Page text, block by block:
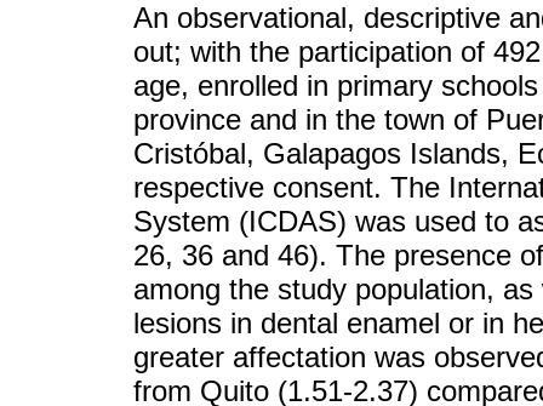
An observational, descriptive
out; with the participation of
age, enrolled in primary
province and in the town of
Cristóbal, Galapagos Islands,
respective consent. The
System (ICDAS) was used to
26, 36 and 46). The presence
among the study population,
lesions in dental enamel or in
greater affectation was
from Quito (1.51-2.37)